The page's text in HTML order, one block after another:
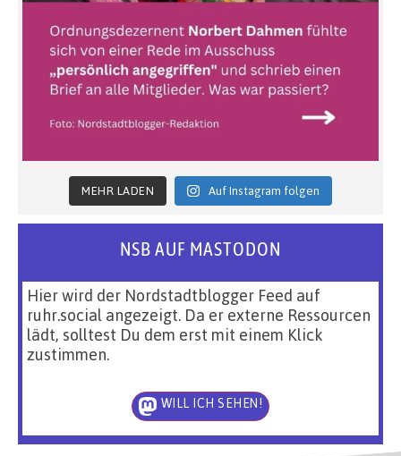
MEHR LADEN Auf Instagram folgen
NSB AUF MASTODON
Hier wird der Nordstadtblogger Feed auf
ruhr.social angezeigt. Da er externe Ressourcen
lädt, solltest Du dem erst mit einem Klick
zustimmen.
WILL ICH SEHEN!